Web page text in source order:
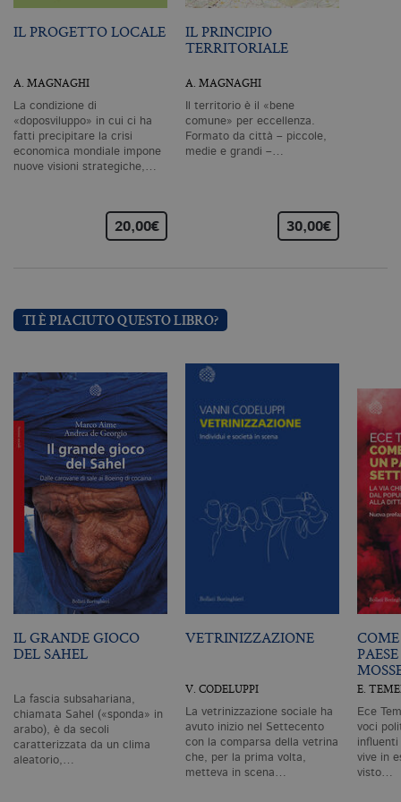
IL PROGETTO LOCALE
A. MAGNAGHI
La condizione di
«doposviluppo» in cui ci ha
fatti precipitare la crisi
economica mondiale impone
nuove visioni strategiche,…
20,00€
IL PRINCIPIO
TERRITORIALE
A. MAGNAGHI
Il territorio è il «bene
comune» per eccellenza.
Formato da città – piccole,
medie e grandi –…
30,00€
TI È PIACIUTO QUESTO LIBRO?
IL GRANDE GIOCO
DEL SAHEL
La fascia subsahariana,
chiamata Sahel («sponda» in
arabo), è da secoli
caratterizzata da un clima
aleatorio,…
VETRINIZZAZIONE
V. CODELUPPI
La vetrinizzazione sociale ha
avuto inizio nel Settecento
con la comparsa della vetrina
che, per la prima volta,
metteva in scena…
E.
Ece
voci
influenti
vive in
visto…
_ga
è
e